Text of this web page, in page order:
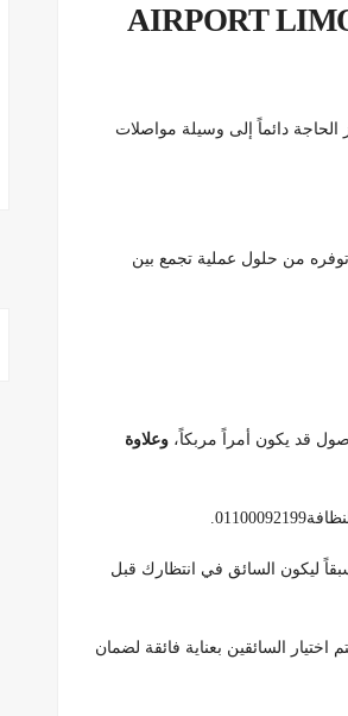
الحاجة دائماً إلى وسيلة مواصلات
توفره من حلول عملية تجمع بين
قد يكون أمراً مربكاً، وعلاوة
ليكون السائق في انتظارك قبل
اختيار السائقين بعناية فائقة لضمان